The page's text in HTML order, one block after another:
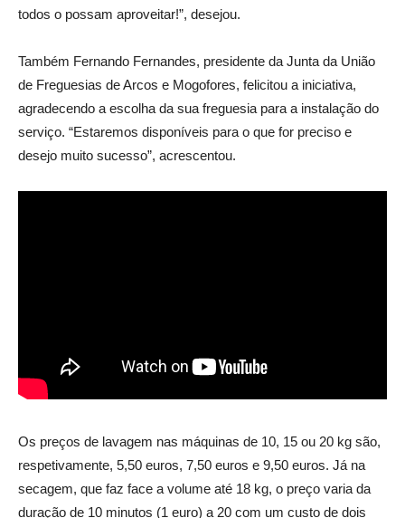
todos o possam aproveitar!”, desejou.
Também Fernando Fernandes, presidente da Junta da União
de Freguesias de Arcos e Mogofores, felicitou a iniciativa,
agradecendo a escolha da sua freguesia para a instalação do
serviço. “Estaremos disponíveis para o que for preciso e
desejo muito sucesso”, acrescentou.
Os preços de lavagem nas máquinas de 10, 15 ou 20 kg são,
respetivamente, 5,50 euros, 7,50 euros e 9,50 euros. Já na
secagem, que faz face a volume até 18 kg, o preço varia da
duração de 10 minutos (1 euro) a 20 com um custo de dois